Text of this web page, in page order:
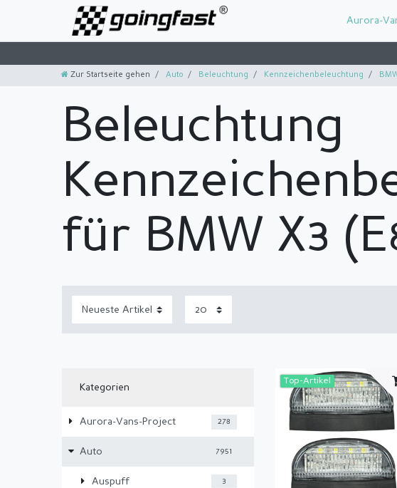
Aurora-
Zur Startseite gehen Auto Beleuchtung Kennzeichenbeleuchtung
Beleuchtung
für BMW X3
Kategorien
Aurora-Vans-Project 278
Auto 7951
Auspuff 3
Top-Artikel